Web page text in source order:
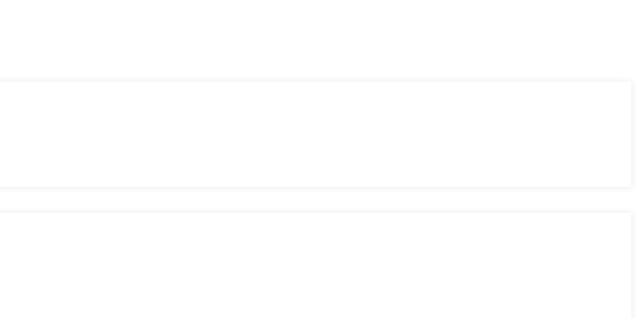
complicações.
do mercado.
e dApps.